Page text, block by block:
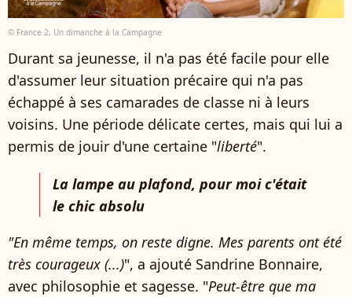
© France 2, Un dimanche à la Campagne
Durant sa jeunesse, il n'a pas été facile pour elle
d'assumer leur situation précaire qui n'a pas
échappé à ses camarades de classe ni à leurs
voisins. Une période délicate certes, mais qui lui a
permis de jouir d'une certaine "liberté".
La lampe au plafond, pour moi c'était
le chic absolu
"En même temps, on reste digne. Mes parents ont été
très courageux (...)", a ajouté Sandrine Bonnaire,
avec philosophie et sagesse. "Peut-être que ma